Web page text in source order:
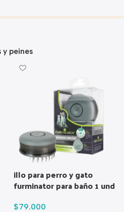
y peines
illo para perro y gato
furminator para baño 1 und
$79.000